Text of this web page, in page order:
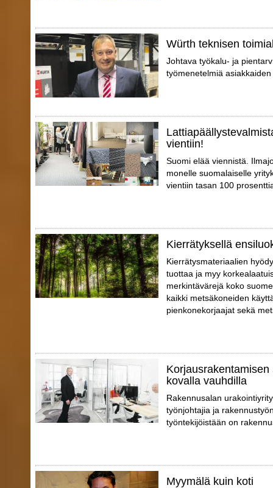
Würth teknisen
Johtava työkalu- ja
työmenetelmiä
vientiin!
Suomi elää viennistä.
monelle suomalaiselle
vientiin tasan 100
Kierrätyksellä
Kierrätysmateriaalien
tuottaa ja myy
merkintävärejä koko
kaikki metsäkoneiden
pienkonekorjaajat sekä
kovalla vauhdilla
Rakennusalan
työnjohtajia ja
työntekijöistään on
Myymälä kuin koti